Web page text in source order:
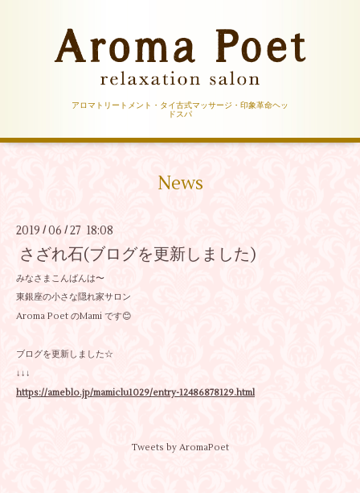
アロマトリートメント・タイ古式マッサージ・印象革命ヘッ
ドスパ
News
2019 /06 / 27 18:08
さざれ石(ブログを更新しました)
みなさまこんばんは〜
東銀座の小さな隠れ家サロン
Aroma Poet のMami です😊
ブログを更新しました☆
↓↓↓
https://ameblo.jp/mamiclu1029/entry-12486878129.html
Tweets by AromaPoet